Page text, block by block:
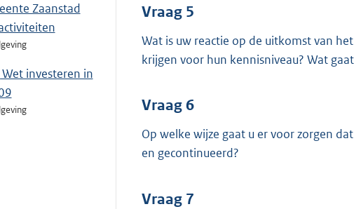
Zaanstad
investeren in
Vraag 5
Wat is uw reactie op de uitkomst van
krijgen voor hun kennisniveau? Wat
Vraag 6
Op welke wijze gaat u er voor zorgen
en gecontinueerd?
Vraag 7